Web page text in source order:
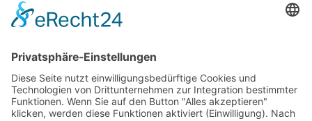
Das Denkmal trägt folgende Inschrift:
GEST. DEN 1. JAN. 1835
DEM GESCHICHTSSCHREIBER SEINER VATERSTADT
ERRICHTET
VON SEINEN DANKBAREN MITBÜRGERN 14. JULI 1879.